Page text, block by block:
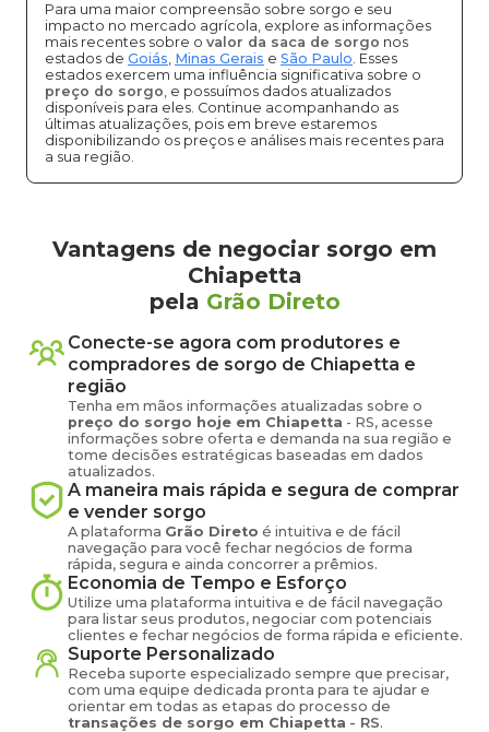
Para uma maior compreensão sobre sorgo e seu
impacto no mercado agrícola, explore as informações
mais recentes sobre o valor da saca de sorgo nos
estados de Goiás, Minas Gerais e São Paulo. Esses
estados exercem uma influência significativa sobre o
preço do sorgo, e possuímos dados atualizados
disponíveis para eles. Continue acompanhando as
últimas atualizações, pois em breve estaremos
disponibilizando os preços e análises mais recentes para
a sua região.
Vantagens de negociar sorgo em
Chiapetta
pela Grão Direto
Conecte-se agora com produtores e
compradores de sorgo de Chiapetta e
região
Tenha em mãos informações atualizadas sobre o
preço do sorgo hoje em Chiapetta - RS, acesse
informações sobre oferta e demanda na sua região e
tome decisões estratégicas baseadas em dados
atualizados.
A maneira mais rápida e segura de comprar
e vender sorgo
A plataforma Grão Direto é intuitiva e de fácil
navegação para você fechar negócios de forma
rápida, segura e ainda concorrer a prêmios.
Economia de Tempo e Esforço
Utilize uma plataforma intuitiva e de fácil navegação
para listar seus produtos, negociar com potenciais
clientes e fechar negócios de forma rápida e eficiente.
Suporte Personalizado
Receba suporte especializado sempre que precisar,
com uma equipe dedicada pronta para te ajudar e
orientar em todas as etapas do processo de
transações de sorgo em Chiapetta - RS.